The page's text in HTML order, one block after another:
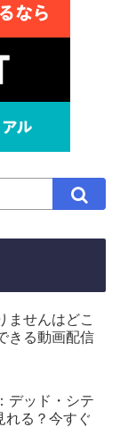
ませんはどこ
きる動画配信
デッド・シテ
れる？今すぐ